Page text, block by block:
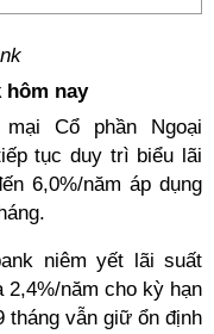
hôm nay
Cổ phần Ngoại
tục duy trì biểu lãi
6,0%/năm áp dụng
niêm yết lãi suất
2,4%/năm cho kỳ hạn
tháng vẫn giữ ổn định